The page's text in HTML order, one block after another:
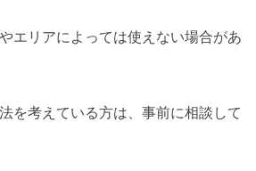
エリアによっては使えない場合があ
を考えている方は、事前に相談して